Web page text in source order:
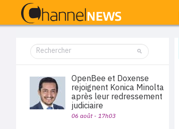
OpenBee et Doxense
rejoignent Konica Minolta
après leur redressement
judiciaire
06 août - 17h03